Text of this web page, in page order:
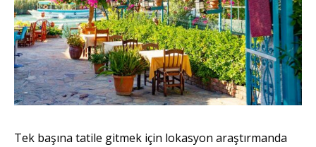
Tek başına tatile gitmek için lokasyon araştırmanda